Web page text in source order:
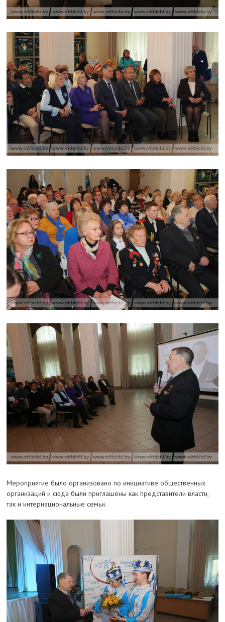
Мероприятие было организовано по инициативе общественных
организаций и сюда были приглашены как представители власти,
так и интернациональные семьи.